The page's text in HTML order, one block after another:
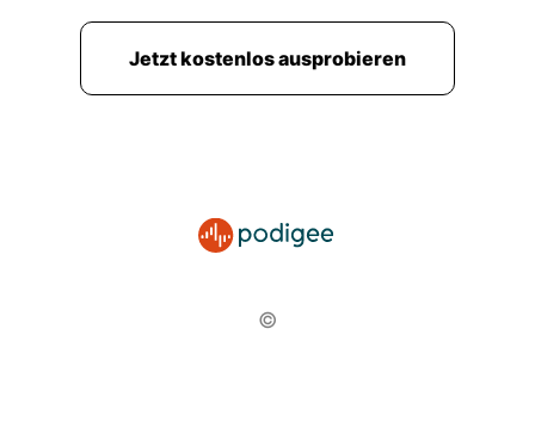
Jetzt kostenlos ausprobieren
©